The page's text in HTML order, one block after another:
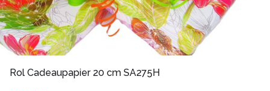
Rol Cadeaupapier 20 cm SA275H